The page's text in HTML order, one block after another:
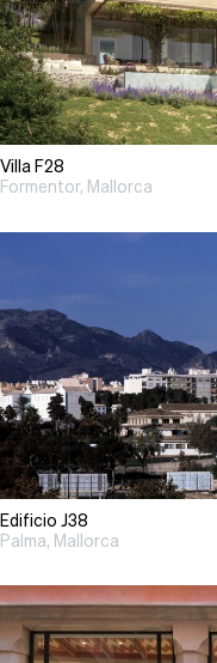
Villa F28
Formentor, Mallorca
Edificio J38
Palma, Mallorca